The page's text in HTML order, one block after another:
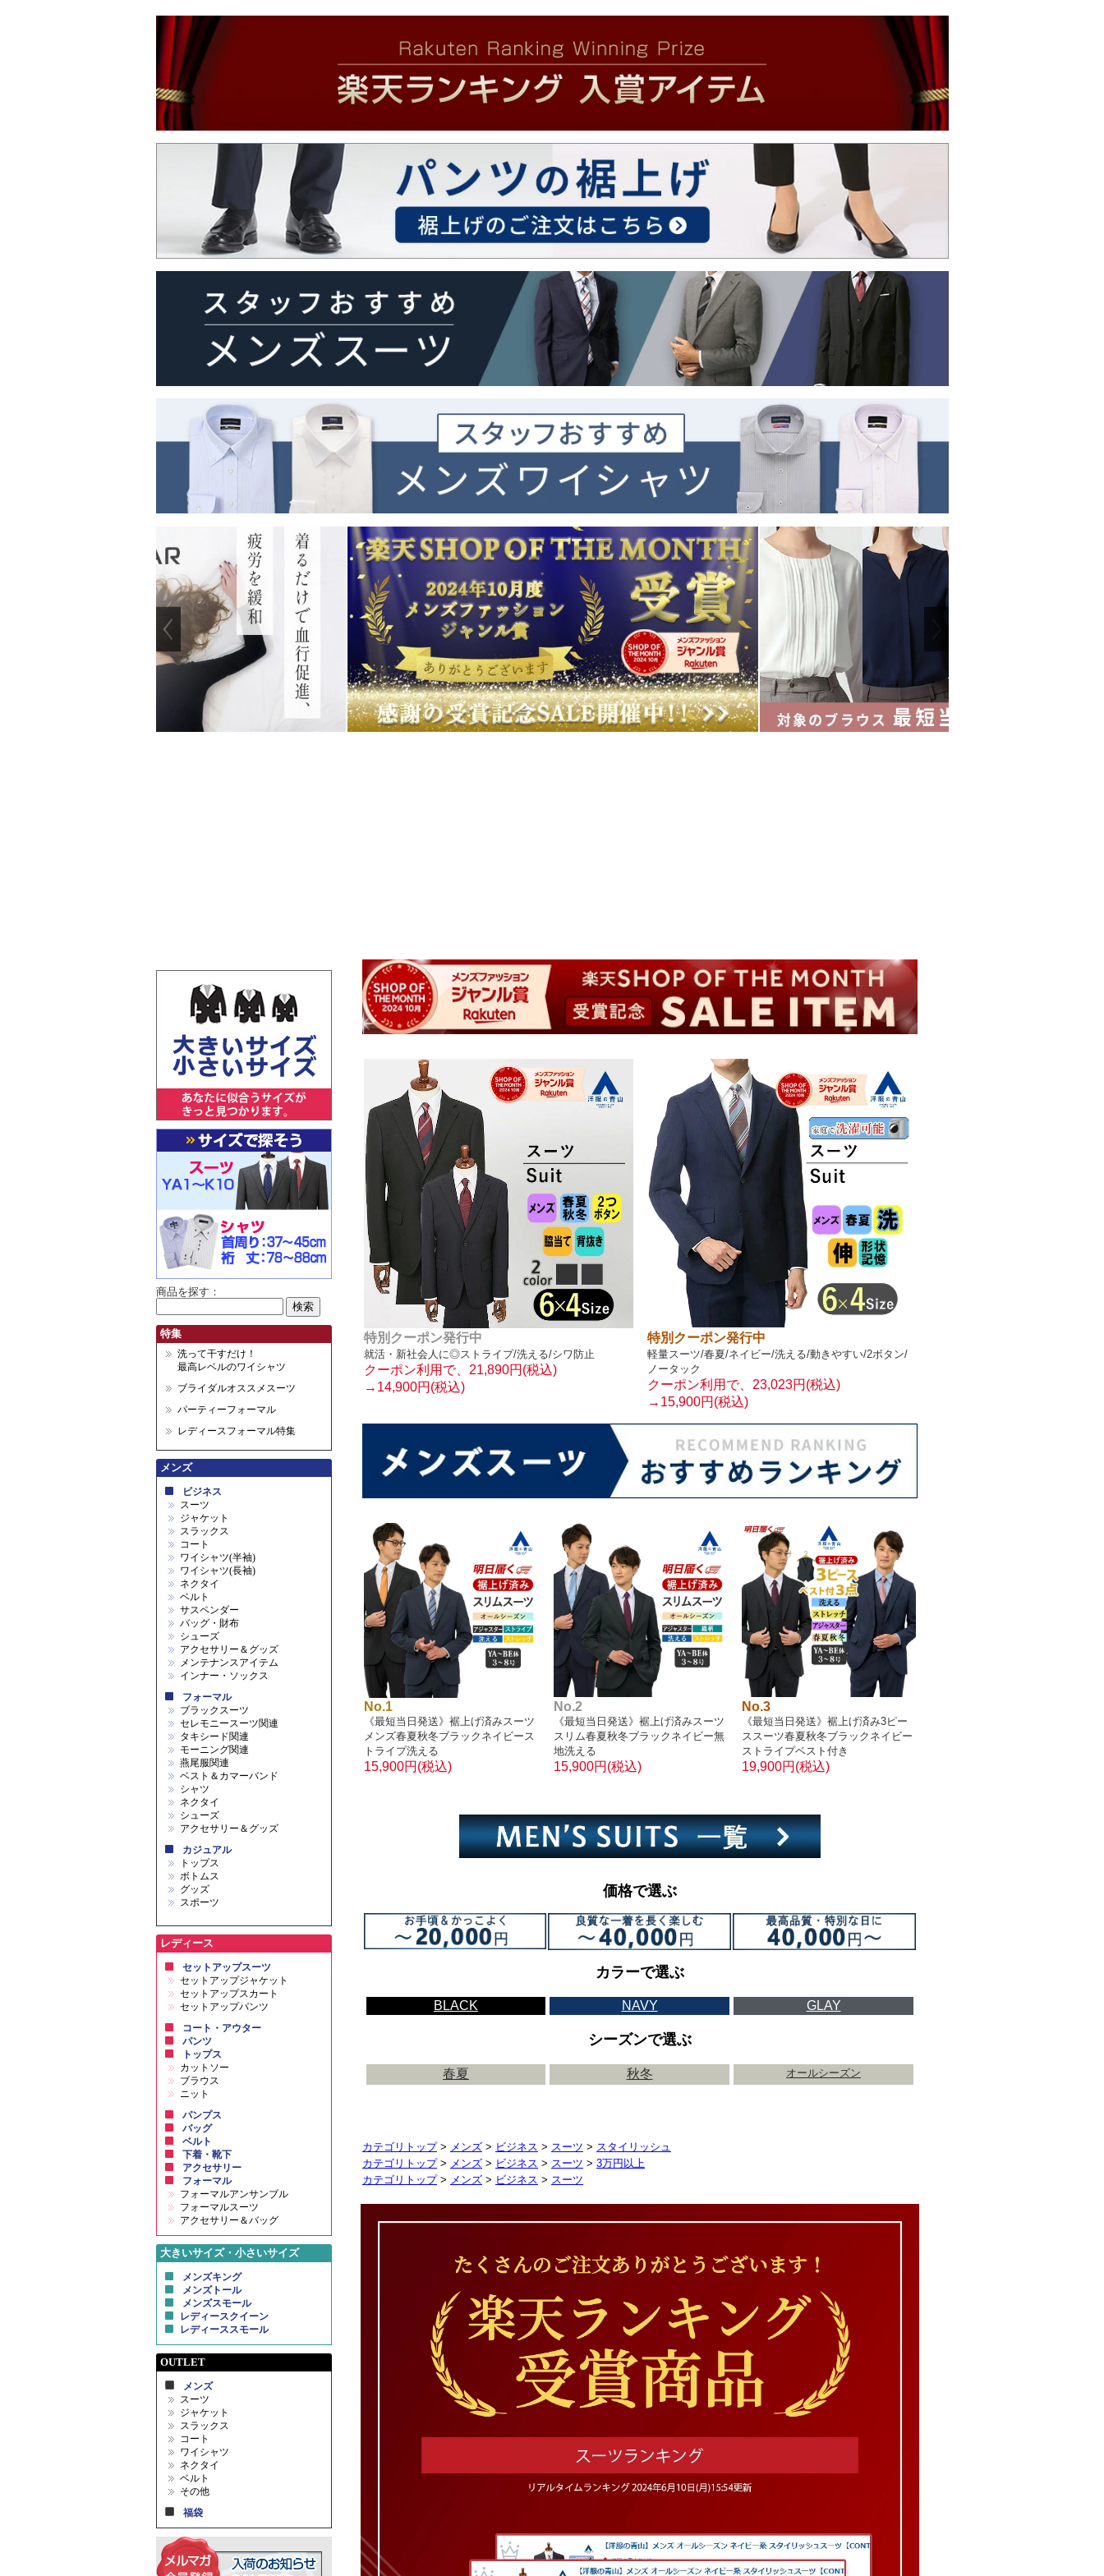
特別クーポン発行中
就活・新社会人に◎ストライプ/洗える/シワ防止
クーポン利用で、21,890円(税込)
→14,900円(税込)
特別クーポン発行中
軽量スーツ/春夏/ネイビー/洗える/動きやすい/2ボタン/
ノータック
クーポン利用で、23,023円(税込)
→15,900円(税込)
No.1
《最短当日発送》裾上げ済みスーツ
メンズ春夏秋冬ブラックネイビース
トライプ洗える
15,900円(税込)
No.2
《最短当日発送》裾上げ済みスーツ
スリム春夏秋冬ブラックネイビー無
地洗える
15,900円(税込)
No.3
《最短当日発送》裾上げ済み3ピー
ススーツ春夏秋冬ブラックネイビー
ストライプベスト付き
19,900円(税込)
価格で選ぶ
カラーで選ぶ
BLACK NAVY GLAY
シーズンで選ぶ
春夏 秋冬 オールシーズン
カテゴリトップ> メンズ > ビジネス > スーツ > スタイリッシュ
カテゴリトップ> メンズ > ビジネス > スーツ > 3万円以上
カテゴリトップ> メンズ > ビジネス > スーツ